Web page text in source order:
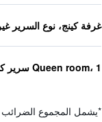
غرفة كينج، نوع السرير
Queen room، 1 سرير كوين
*يشمل المجموع الضرائب